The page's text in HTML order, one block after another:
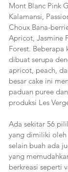
Mont Blanc Pink
Kalamansi,
Choux Bana-
Apricot, Jasmine
Forest. Beberapa
dibuat serupa
apricot, peach,
besar cake ini
paduan puree
produksi Les
Ada sekitar 56
yang dimiliki oleh
selain buah ada
yang
berkreasi seperti